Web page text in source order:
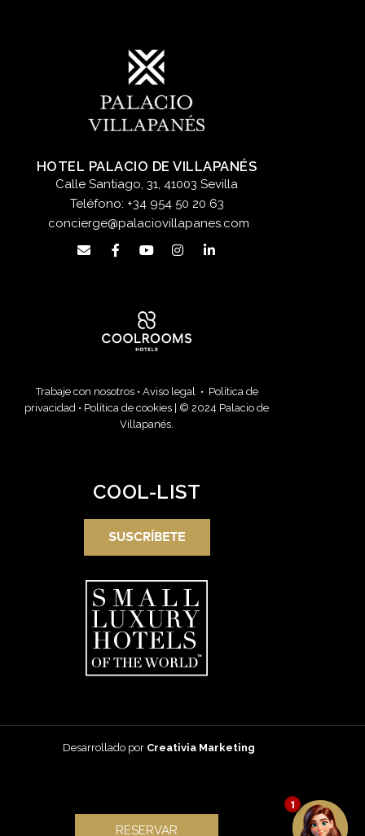
HOTEL PALACIO DE VILLAPANÉS
Calle Santiago, 31, 41003 Sevilla
Teléfono: +34 954 50 20 63
concierge@palaciovillapanes.com
Trabaje con nosotros • Aviso legal • Política de
privacidad • Política de cookies | © 2024 Palacio de
Villapanés.
COOL-LIST
SUSCRÍBETE
RESERVAR
Desarrollado por Creativia Marketing
1